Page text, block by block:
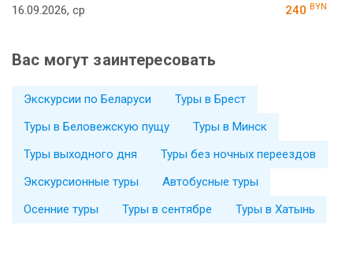
16.09.2026, ср 240 BYN
Вас могут заинтересовать
Экскурсии по Беларуси
Туры в Брест
Туры в Беловежскую пущу
Туры в Минск
Туры выходного дня
Туры без ночных переездов
Экскурсионные туры
Автобусные туры
Осенние туры
Туры в сентябре Туры в Хатынь